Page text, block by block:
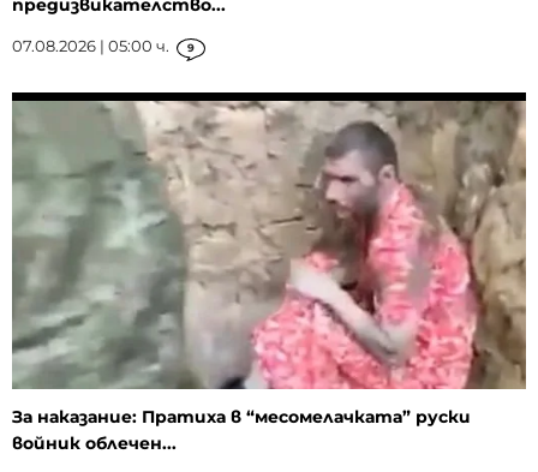
предизвикателство...
07.08.2026 | 05:00 ч. 9
За наказание: Пратиха в “месомелачката” руски
войник облечен...